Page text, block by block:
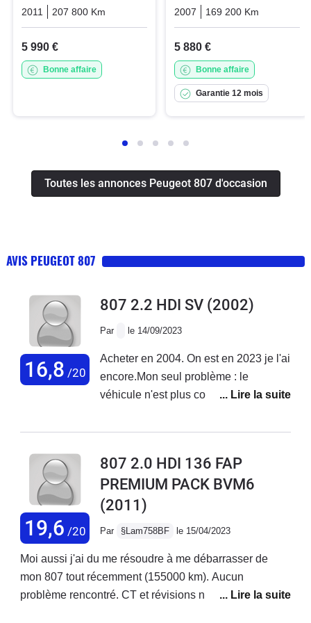
2011 207 800 Km Diesel
5 990 €
Bonne affaire
2007 169 200 Km
5 880 €
Bonne affaire
Garantie 12 mois
Toutes les annonces Peugeot 807 d'occasion
AVIS PEUGEOT 807
16,8 /20
807 2.2 HDI SV (2002)
Par le 14/09/2023
Acheter en 2004. On est en 2023 je l'ai
encore.Mon seul problème : le
véhicule n'est plus commercialisé
faire les pièces de rechanges.Une
ou achat de meublesEnfants et petits
enfantsRemorque ou caravaneElle
la ville avec elle car elle consomme
trop dans cette situation.Géniale pour
la campagne et les grands trajets,
19,6 /20
807 2.0 HDI 136 FAP
PREMIUM PACK BVM6
(2011)
Par §Lam758BF le 15/04/2023
Moi aussi j'ai du me résoudre à me débarrasser de
mon 807 tout récemment (155000 km). Aucun
problème rencontré. CT et révisions nickel. Mes 4